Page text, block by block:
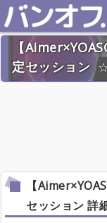
【
定セッション
【
セッション 詳